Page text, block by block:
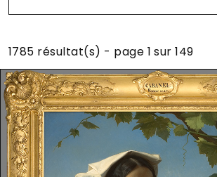
1785 résultat(s) - page 1 sur 149